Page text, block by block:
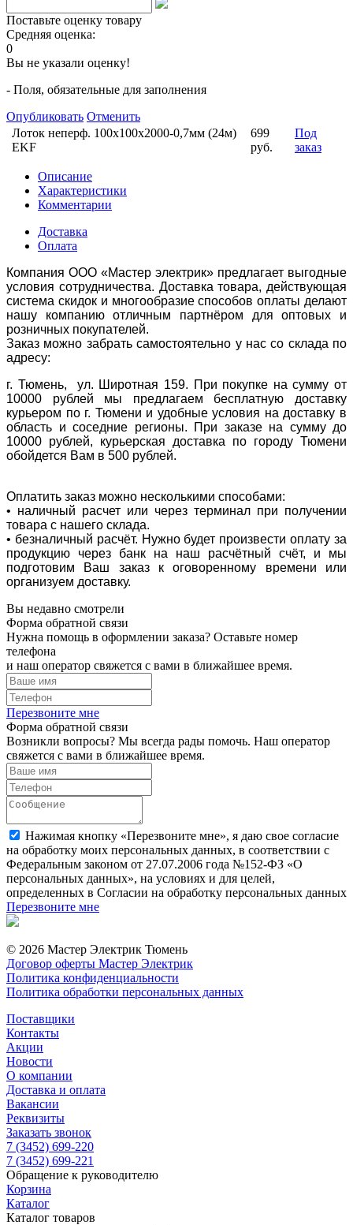
Поставьте оценку товару
Средняя оценка:
0
Вы не указали оценку!
- Поля, обязательные для заполнения
Опубликовать Отменить
Лоток неперф. 100х100x2000-0,7мм (24м)
EKF
699
руб.
Под
заказ
Описание
Характеристики
Комментарии
Доставка
Оплата
Компания ООО «Мастер электрик» предлагает выгодные
условия сотрудничества. Доставка товара, действующая
система скидок и многообразие способов оплаты делают
нашу компанию отличным партнёром для оптовых и
розничных покупателей.
Заказ можно забрать самостоятельно у нас со склада по
адресу:
г. Тюмень, ул. Широтная 159. При покупке на сумму от
10000 рублей мы предлагаем бесплатную доставку
курьером по г. Тюмени и удобные условия на доставку в
область и соседние регионы. При заказе на сумму до
10000 рублей, курьерская доставка по городу Тюмени
обойдется Вам в 500 рублей.
Оплатить заказ можно несколькими способами:
• наличный расчет или через терминал при получении
товара с нашего склада.
• безналичный расчёт. Нужно будет произвести оплату за
продукцию через банк на наш расчётный счёт, и мы
подготовим Ваш заказ к оговоренному времени или
организуем доставку.
Вы недавно смотрели
Форма обратной связи
Нужна помощь в оформлении заказа? Оставьте номер
телефона
и наш оператор свяжется с вами в ближайшее время.
Перезвоните мне
Форма обратной связи
Возникли вопросы? Мы всегда рады помочь. Наш оператор
свяжется с вами в ближайшее время.
Нажимая кнопку «Перезвоните мне», я даю свое согласие
на обработку моих персональных данных, в соответствии с
Федеральным законом от 27.07.2006 года №152-ФЗ «О
персональных данных», на условиях и для целей,
определенных в Согласии на обработку персональных данных
Перезвоните мне
© 2026 Мастер Электрик Тюмень
Договор оферты Мастер Электрик
Политика конфиденциальности
Политика обработки персональных данных
Поставщики
Контакты
Акции
Новости
О компании
Доставка и оплата
Вакансии
Реквизиты
Заказать звонок
7 (3452) 699-220
7 (3452) 699-221
Обращение к руководителю
Корзина
Каталог
Каталог товаров